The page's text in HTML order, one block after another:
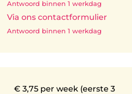
Antwoord binnen 1 werkdag
Via ons contactformulier
Antwoord binnen 1 werkdag
€ 3,75 per week (eerste 3